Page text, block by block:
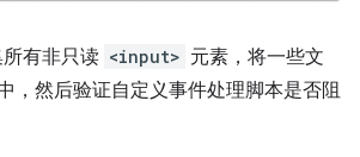
有非只读 <input> 元素，将一些文
，然后验证自定义事件处理脚本是否阻